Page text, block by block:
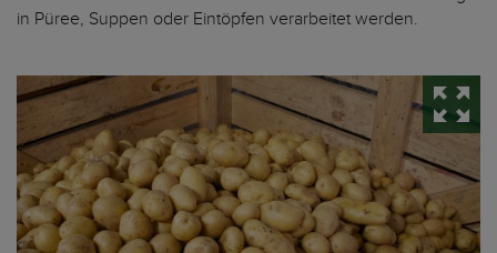
in Püree, Suppen oder Eintöpfen verarbeitet werden.